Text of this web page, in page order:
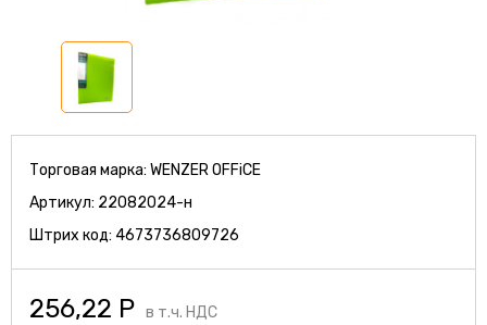
Торговая марка: WENZER OFFiCE
Артикул: 22082024-н
Штрих код: 4673736809726
256,22 Р в т.ч. НДС